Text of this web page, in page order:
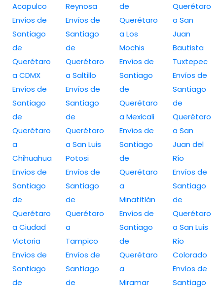
Acapulco
Envíos de
Santiago
de
Querétaro
a CDMX
Envíos de
Santiago
de
Querétaro
a
Chihuahua
Envíos de
Santiago
de
Querétaro
a Ciudad
Victoria
Envíos de
Santiago
de
Reynosa
Envíos de
Santiago
de
Querétaro
a Saltillo
Envíos de
Santiago
de
Querétaro
a San Luis
Potosi
Envíos de
Santiago
de
Querétaro
a
Tampico
Envíos de
Santiago
de
de
Querétaro
a Los
Mochis
Envíos de
Santiago
de
Querétaro
a Mexicali
Envíos de
Santiago
de
Querétaro
a
Minatitlán
Envíos de
Santiago
de
Querétaro
a
Miramar
Querétaro
a San
Juan
Bautista
Tuxtepec
Envíos de
Santiago
de
Querétaro
a San
Juan del
Río
Envíos de
Santiago
de
Querétaro
a San Luis
Río
Colorado
Envíos de
Santiago